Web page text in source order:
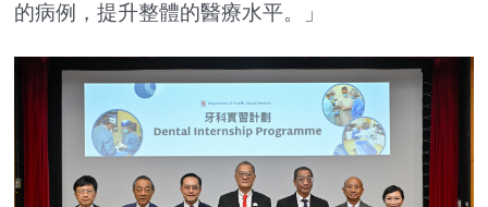
的病例，提升整體的醫療水平。」